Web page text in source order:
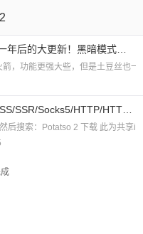
，功能更强大些，但是土豆丝也
后搜索：Potatso 2 下载 此为共